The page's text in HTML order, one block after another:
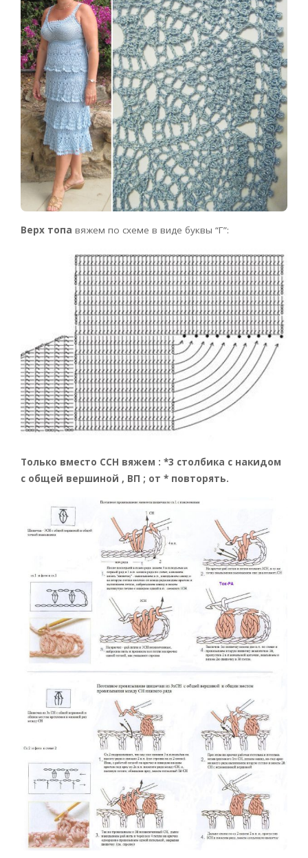
Верх топа вяжем по схеме в виде буквы “Г”:
Только вместо ССН вяжем : *3 столбика с накидом
с общей вершиной , ВП ; от * повторять.